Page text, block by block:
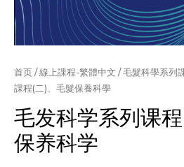
首页 /線上課程-繁體中文 /毛髮科學系列
課程(二)、毛髮保養科學
毛发科学系列课
保养科学